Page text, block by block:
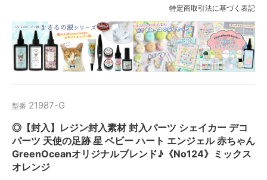
特定商取引法に基づく表記
型番 21987-G
◎【封入】レジン封入素材 封入パーツ シェイカー デコ
パーツ 天使の足跡 星 ベビー ハート エンジェル 赤ちゃん
GreenOceanオリジナルブレンド♪《No124》ミックス
オレンジ